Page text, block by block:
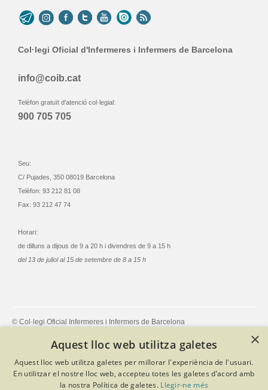
Col·legi Oficial d'Infermeres i Infermers de Barcelona
info@coib.cat
Telèfon gratuït d'atenció col·legial:
900 705 705
Seu:
C/ Pujades, 350 08019 Barcelona
Telèfon: 93 212 81 08
Fax: 93 212 47 74
Horari:
de dilluns a dijous de 9 a 20 h i divendres de 9 a 15 h
del 13 de juliol al 15 de setembre de 8 a 15 h
© Col·legi Oficial Infermeres i Infermers de Barcelona
Política de protecció de dades
Política de qualitat
×
Aquest lloc web utilitza galetes
Aquest lloc web utilitza galetes per millorar l'experiència de l'usuari.
En utilitzar el nostre lloc web, accepteu totes les galetes d’acord amb
la nostra Política de galetes. Llegir-ne més